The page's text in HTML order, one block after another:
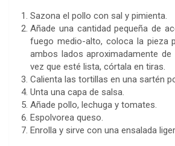
Sazona el pollo con sal y pimienta.
Añade una cantidad pequeña de
fuego medio-alto, coloca la pieza
ambos lados aproximadamente
vez que esté lista, córtala en tiras.
Calienta las tortillas en una sartén
Unta una capa de salsa.
Añade pollo, lechuga y tomates.
Espolvorea queso.
Enrolla y sirve con una ensalada